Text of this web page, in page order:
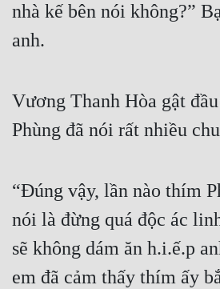
Cung Đấu
Cạnh Kỹ
Cổ Đại
Du Hí
nhà kế bên nói không?”
anh.
Vương Thanh Hòa gật
Phùng đã nói rất nhiều
“Đúng vậy, lần nào thím
nói là đừng quá độc ác
sẽ không dám ăn h.i.ế.p
em đã cảm thấy thím ấy